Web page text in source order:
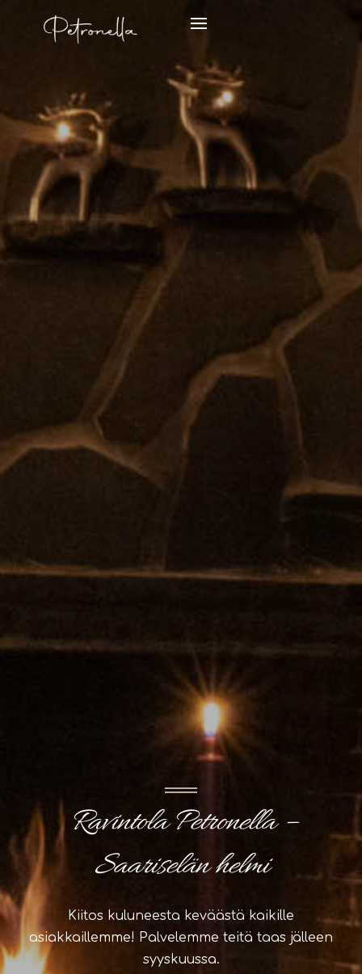
Ravintola Petronella –
Saariselän helmi
Kiitos kuluneesta keväästä kaikille
asiakkaillemme! Palvelemme teitä taas jälleen
syyskuussa.